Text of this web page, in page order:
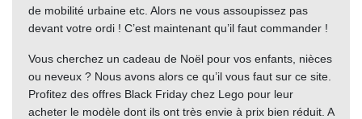
de mobilité urbaine etc. Alors ne vous assoupissez pas
devant votre ordi ! C’est maintenant qu’il faut commander !
Vous cherchez un cadeau de Noël pour vos enfants, nièces
ou neveux ? Nous avons alors ce qu’il vous faut sur ce site.
Profitez des offres Black Friday chez Lego pour leur
acheter le modèle dont ils ont très envie à prix bien réduit. A